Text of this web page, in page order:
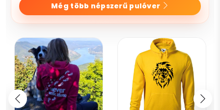
Még több népszerű pulóver